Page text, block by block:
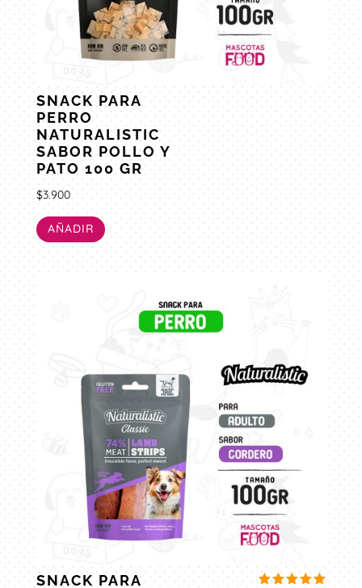
SNACK PARA
PERRO
NATURALISTIC
SABOR POLLO Y
PATO 100 GR
$3.900
AÑADIR
SNACK PARA